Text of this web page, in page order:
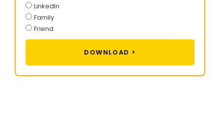
LinkedIn
Family
Friend
DOWNLOAD >